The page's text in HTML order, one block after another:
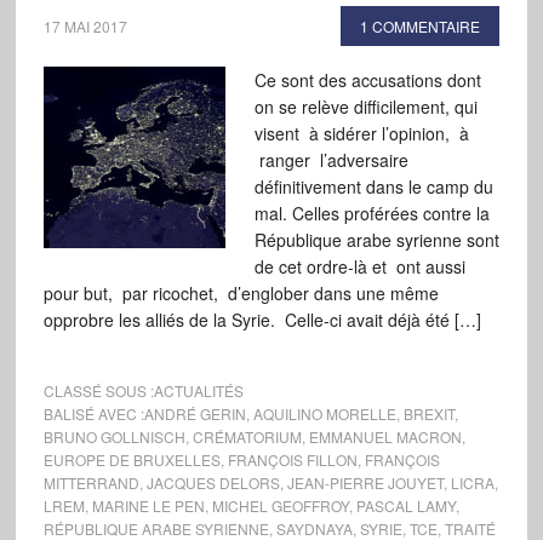
17 MAI 2017 1 COMMENTAIRE
Ce sont des accusations dont
on se relève difficilement, qui
visent à sidérer l’opinion, à
ranger l’adversaire
définitivement dans le camp du
mal. Celles proférées contre la
République arabe syrienne sont
de cet ordre-là et ont aussi
pour but, par ricochet, d’englober dans une même
opprobre les alliés de la Syrie. Celle-ci avait déjà été […]
CLASSÉ SOUS :ACTUALITÉS
BALISÉ AVEC :ANDRÉ GERIN AQUILINO MORELLE BREXIT,
BRUNO GOLLNISCH CRÉMATORIUM EMMANUEL MACRON
EUROPE DE BRUXELLES, FRANÇOIS FILLON FRANÇOIS
MITTERRAND JACQUES DELORS, JEAN-PIERRE JOUYET, LICRA,
LREM MARINE LE PEN MICHEL GEOFFROY, PASCAL LAMY,
RÉPUBLIQUE ARABE SYRIENNE SAYDNAYA, SYRIE TCE TRAITÉ